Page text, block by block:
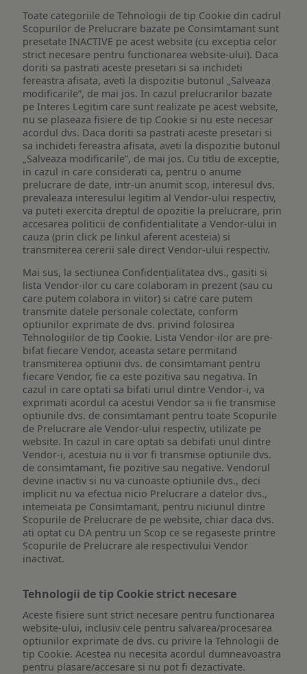
Toate categoriile de Tehnologii de tip Cookie din cadrul
Scopurilor de Prelucrare bazate pe Consimtamant sunt
presetate INACTIVE pe acest website (cu exceptia celor
strict necesare pentru functionarea website-ului). Daca
doriti sa pastrati aceste presetari si sa inchideti
fereastra afisata, aveti la dispozitie butonul „Salveaza
modificarile”, de mai jos. In cazul prelucrarilor bazate
pe Interes Legitim care sunt realizate pe acest website,
nu se plaseaza fisiere de tip Cookie si nu este necesar
acordul dvs. Daca doriti sa pastrati aceste presetari si
sa inchideti fereastra afisata, aveti la dispozitie butonul
„Salveaza modificarile”, de mai jos. Cu titlu de exceptie,
in cazul in care considerati ca, pentru o anume
prelucrare de date, intr-un anumit scop, interesul dvs.
prevaleaza interesului legitim al Vendor-ului respectiv,
va puteti exercita dreptul de opozitie la prelucrare, prin
accesarea politicii de confidentialitate a Vendor-ului in
cauza (prin click pe linkul aferent acesteia) si
transmiterea cererii sale direct Vendor-ului respectiv.
Mai sus, la sectiunea Confidențialitatea dvs., gasiti si
lista Vendor-ilor cu care colaboram in prezent (sau cu
care putem colabora in viitor) si catre care putem
transmite datele personale colectate, conform
optiunilor exprimate de dvs. privind folosirea
Tehnologiilor de tip Cookie. Lista Vendor-ilor are pre-
bifat fiecare Vendor, aceasta setare permitand
transmiterea optiunii dvs. de consimtamant pentru
fiecare Vendor, fie ca este pozitiva sau negativa. In
cazul in care optati sa bifati unul dintre Vendor-i, va
exprimati acordul ca acestui Vendor sa ii fie transmise
optiunile dvs. de consimtamant pentru toate Scopurile
de Prelucrare ale Vendor-ului respectiv, utilizate pe
website. In cazul in care optati sa debifati unul dintre
Vendor-i, acestuia nu ii vor fi transmise optiunile dvs.
de consimtamant, fie pozitive sau negative. Vendorul
devine inactiv si nu va cunoaste optiunile dvs., deci
implicit nu va efectua nicio Prelucrare a datelor dvs.,
intemeiata pe Consimtamant, pentru niciunul dintre
Scopurile de Prelucrare de pe website, chiar daca dvs.
ati optat cu DA pentru un Scop ce se regaseste printre
Scopurile de Prelucrare ale respectivului Vendor
inactivat.
Tehnologii de tip Cookie strict necesare
Aceste fisiere sunt strict necesare pentru functionarea
website-ului, inclusiv cele pentru salvarea/procesarea
optiunilor exprimate de dvs. cu privire la Tehnologii de
tip Cookie. Acestea nu necesita acordul dumneavoastra
pentru plasare/accesare si nu pot fi dezactivate.